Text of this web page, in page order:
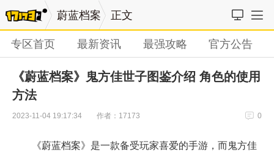
蔚蓝档案 正文
专区首页 最新资讯 最强攻略 官方公告
《蔚蓝档案》鬼方佳世子图鉴介绍 角色的使用
方法
2023-11-04 19:17:34 作者：17173 0
《蔚蓝档案》是一款备受玩家喜爱的手游，而鬼方佳